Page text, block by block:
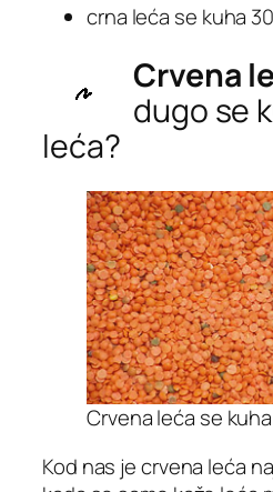
crna leća se kuha
Crvena
dugo se
leća?
Crvena leća se
Kod nas je crvena leća